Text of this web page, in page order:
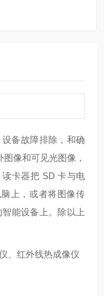
备故障排除，和确
像和可见光图像，
卡器把 SD 卡与电
上，或者将图像传
智能设备上。除以上
、红外线热成像仪